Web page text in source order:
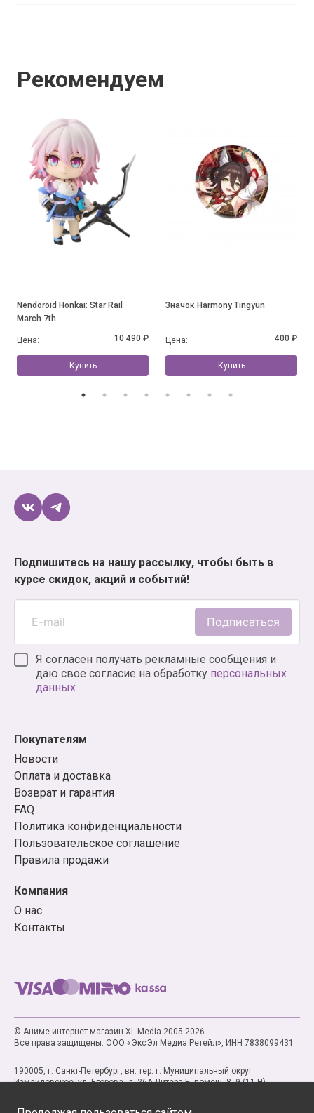
Рекомендуем
Nendoroid Honkai: Star Rail
March 7th
Цена: 10 490 ₽
Купить
Значок Harmony Tingyun
Цена: 400 ₽
Купить
Подпишитесь на нашу рассылку, чтобы быть в
курсе скидок, акций и событий!
Подписаться
Я согласен получать рекламные сообщения и
даю свое согласие на обработку персональных
данных
Покупателям
Новости
Оплата и доставка
Возврат и гарантия
FAQ
Политика конфиденциальности
Пользовательское соглашение
Правила продажи
Компания
О нас
Контакты
© Аниме интернет-магазин XL Media 2005-2026.
Все права защищены. ООО «ЭксЭл Медиа Ретейл», ИНН 7838099431
190005, г. Санкт-Петербург, вн. тер. г. Муниципальный округ
Измайловское, ул. Егорова, д. 26А Литера Б, помещ. 8, 9 (11-Н)